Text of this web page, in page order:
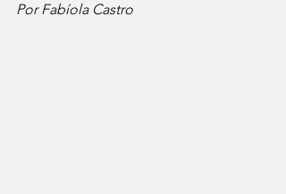
Por Fabíola Castro